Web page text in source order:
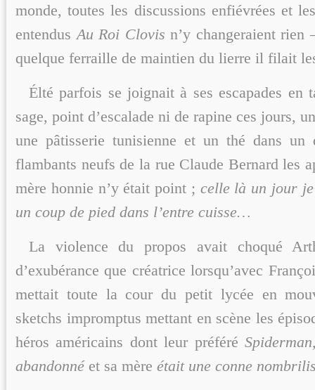
monde, toutes les discussions enfiévrées et
entendus Au Roi Clovis n’y changeraient
quelque ferraille de maintien du lierre il filait
Élté parfois se joignait à ses escapades en
sage, point d’escalade ni de rapine ces jours,
une pâtisserie tunisienne et un thé dans un
flambants neufs de la rue Claude Bernard les
mère honnie n’y était point ; celle là un jour
un coup de pied dans l’entre cuisse…
La violence du propos avait choqué
d’exubérance que créatrice lorsqu’avec
mettait toute la cour du petit lycée en
sketchs impromptus mettant en scène les
héros américains dont leur préféré
abandonné et sa mère était une conne